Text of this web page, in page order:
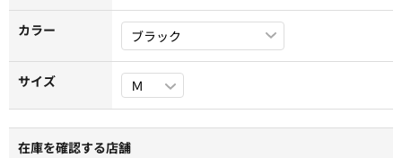
カラー
サイズ
在庫を確認する店舗